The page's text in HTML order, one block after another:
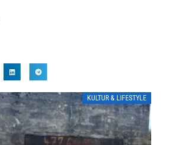
KULTUR & LIFESTYLE